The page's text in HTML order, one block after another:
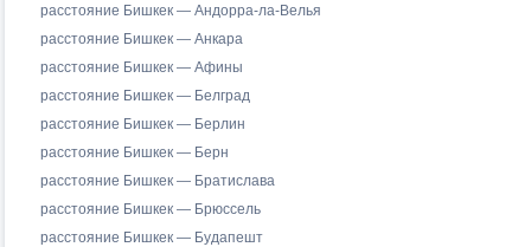
расстояние Бишкек — Андорра-ла-Велья
расстояние Бишкек — Анкара
расстояние Бишкек — Афины
расстояние Бишкек — Белград
расстояние Бишкек — Берлин
расстояние Бишкек — Берн
расстояние Бишкек — Братислава
расстояние Бишкек — Брюссель
расстояние Бишкек — Будапешт